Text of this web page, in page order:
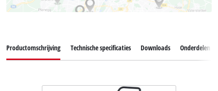
Productomschrijving Technische specificaties Downloads Onderdelen